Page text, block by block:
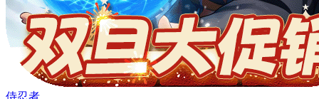
侍忍者